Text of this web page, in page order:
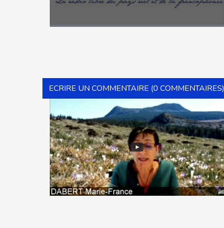
ECRIRE UN COMMENTAIRE (0 COMMENTAIRES)